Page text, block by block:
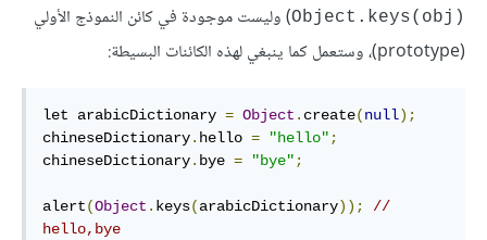
Object.keys(obj)‎) وليست موجودة في كائن النموذج الأولي
(prototype)، وستعمل كما ينبغي لهذه الكائنات البسيطة:
let arabicDictionary = Object . create(null);
chineseDictionary. hello = "hello";
chineseDictionary. bye = "bye";
alert(Object . keys(arabicDictionary));
//
hello,bye